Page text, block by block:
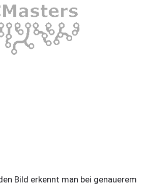
Bild erkennt man bei genauerem